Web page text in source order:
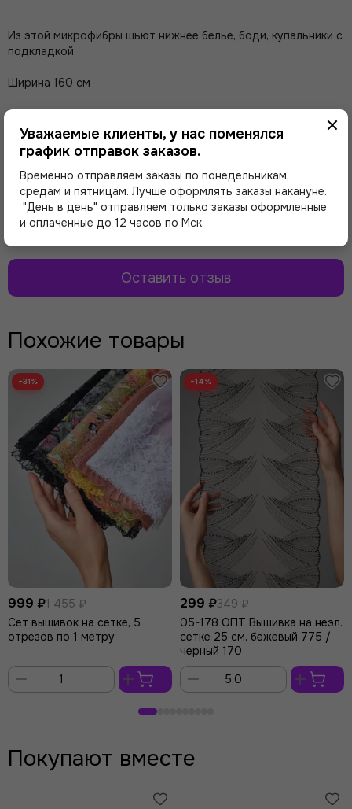
Из этой микрофибры шьют нижнее белье, боди, купальники с
подкладкой.
Ширина 160 см
Плотность 125 гр/м.кв.
Отзывы о товаре
Здесь еще никто не оставлял отзывы. Будьте
первым!
Оставить отзыв
Похожие товары
−31%
999 ₽1 455 ₽
Сет вышивок на сетке, 5
отрезов по 1 метру
корзину
−14%
299 ₽349 ₽
05-178 ОПТ Вышивка на неэл.
сетке 25 см, бежевый 775 /
черный 170
Покупают вместе
Уважаемые клиенты, у нас поменялся
график отправок заказов.
Временно отправляем заказы по понедельникам,
средам и пятницам. Лучше оформлять заказы накануне.
"День в день" отправляем только заказы оформленные
и оплаченные до 12 часов по Мск.